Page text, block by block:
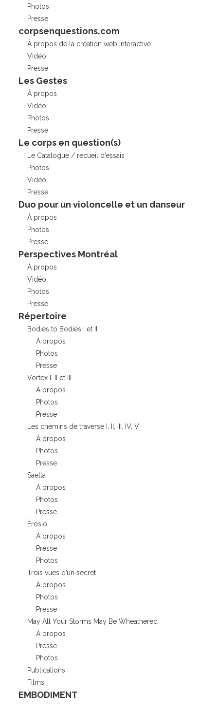
Photos
Presse
corpsenquestions.com
À propos de la création web interactive
Vidéo
Presse
Les Gestes
À propos
Vidéo
Photos
Presse
Le corps en question(s)
Le Catalogue / recueil d’essais
Photos
Vidéo
Presse
Duo pour un violoncelle et un danseur
À propos
Photos
Presse
Perspectives Montréal
À propos
Vidéo
Photos
Presse
Répertoire
Bodies to Bodies I et II
À propos
Photos
Presse
Vortex I, II et III
À propos
Photos
Presse
Les chemins de traverse I, II, III, IV, V
À propos
Photos
Presse
Saetta
À propos
Photos
Presse
Érosio
À propos
Presse
Photos
Trois vues d’un secret
À propos
Photos
Presse
May All Your Storms May Be Wheathered
À propos
Presse
Photos
Publications
Films
EMBODIMENT